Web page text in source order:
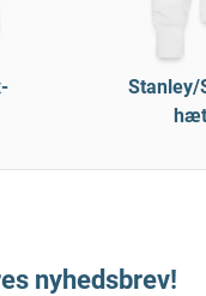
Stanley/
nyhedsbrev!